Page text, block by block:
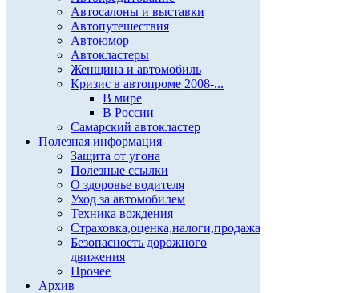
Автосалоны и выставки
Автопутешествия
Автоюмор
Автокластеры
Женщина и автомобиль
Кризис в автопроме 2008-...
В мире
В России
Самарский автокластер
Полезная информация
Защита от угона
Полезные ссылки
О здоровье водителя
Уход за автомобилем
Техника вождения
Страховка,оценка,налоги,продажа
Безопасность дорожного
движения
Прочее
Архив